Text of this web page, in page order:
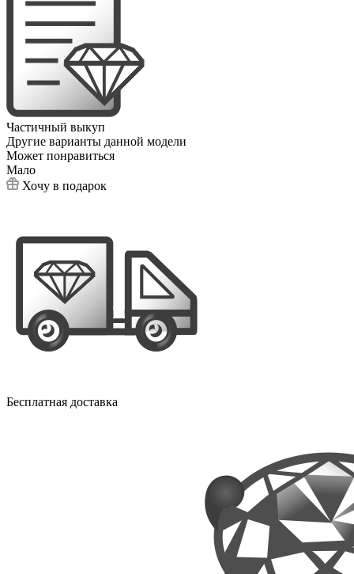
Частичный выкуп
Другие варианты данной модели
Может понравиться
Мало
Хочу в подарок
Бесплатная доставка